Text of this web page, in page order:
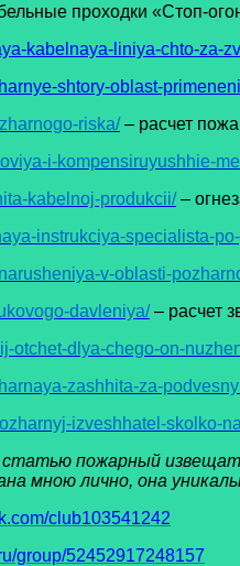
проходки «Стоп-
kabelnaya-liniya-chto-za-
shtory-oblast-
riska/– расчет
i-kompensiruyushhie-
kabelnoj-produkcii/–
instrukciya-specialista-
v-oblasti-
davleniya/– расчет
otchet-dlya-chego-on-
zashhita-za-
izveshhatel-skolko-
пожарный
мною лично, она
club103541242
group/52452917248157